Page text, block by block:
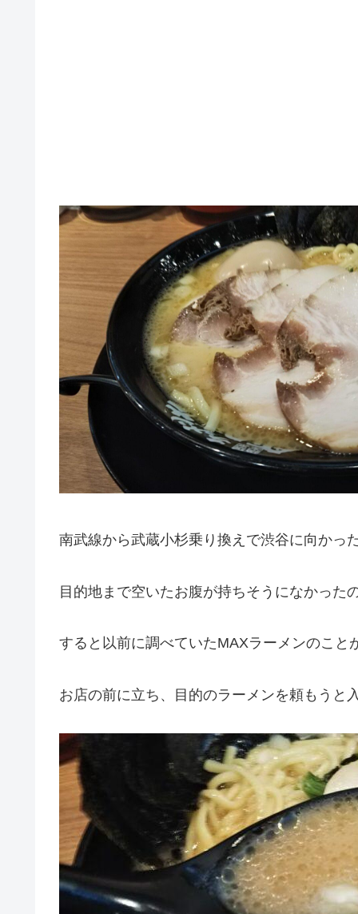
南武線から武蔵小杉乗り換えで渋谷に向かっ
目的地まで空いたお腹が持ちそうになかった
すると以前に調べていたMAXラーメンのこと
お店の前に立ち、目的のラーメンを頼もうと